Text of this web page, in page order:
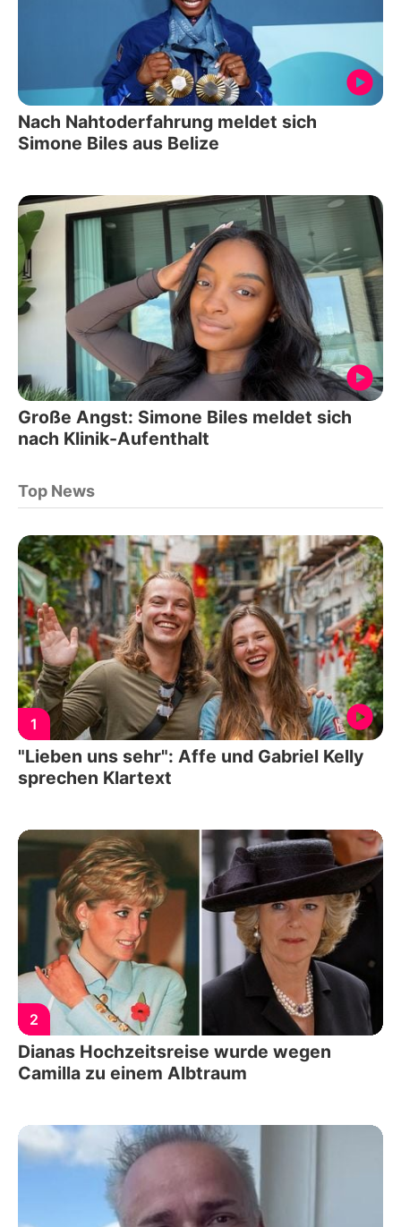
Nach Nahtoderfahrung meldet sich
Simone Biles aus Belize
Große Angst: Simone Biles meldet sich
nach Klinik-Aufenthalt
Top News
1
"Lieben uns sehr": Affe und Gabriel Kelly
sprechen Klartext
2
Dianas Hochzeitsreise wurde wegen
Camilla zu einem Albtraum